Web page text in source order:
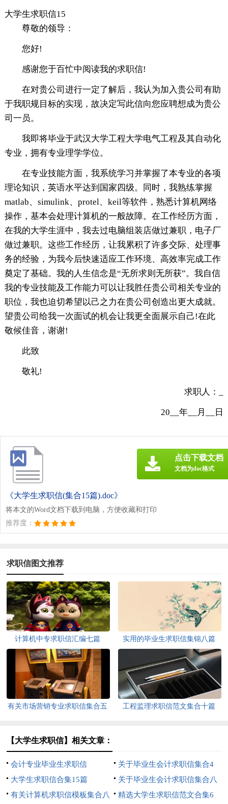
大学生求职信15
尊敬的领导：
您好!
感谢您于百忙中阅读我的求职信!
在对贵公司进行一定了解后，我认为加入贵公司有助
于我职规目标的实现，故决定写此信向您应聘想成为贵公
司一员。
我即将毕业于武汉大学工程大学电气工程及其自动化
专业，拥有专业理学学位。
在专业技能方面，我系统学习并掌握了本专业的各项
理论知识，英语水平达到国家四级。同时，我熟练掌握
matlab、simulink、protel、keil等软件，熟悉计算机网络
操作，基本会处理计算机的一般故障。在工作经历方面，
在我的大学生涯中，我去过电脑组装店做过兼职，电子厂
做过兼职。这些工作经历，让我累积了许多交际、处理事
务的经验，为我今后快速适应工作环境、高效率完成工作
奠定了基础。我的人生信念是“无所求则无所获”。我自信
我的专业技能及工作能力可以让我胜任贵公司相关专业的
职位，我也迫切希望以己之力在贵公司创造出更大成就。
望贵公司给我一次面试的机会让我更全面展示自己!在此
敬候佳音，谢谢!
此致
敬礼!
求职人：_
20__年__月__日
《大学生求职信(集合15篇).doc》
将本文的Word文档下载到电脑，方便收藏和打印
推荐度：
点击下载文档
文档为doc格式
求职信图文推荐
计算机中专求职信汇编七篇 实用的毕业生求职信集锦八篇
有关市场营销专业求职信集合五
工程监理求职信范文集合十篇
【大学生求职信】相关文章：
会计专业毕业生求职信
关于毕业生会计求职信集合4
篇
大学生求职信合集15篇
关于毕业生会计求职信集合八
篇
有关计算机求职信模板集合八 精选大学生求职信范文合集6